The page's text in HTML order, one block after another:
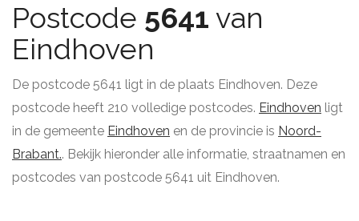
Postcode 5641 van
Eindhoven
De postcode 5641 ligt in de plaats Eindhoven. Deze
postcode heeft 210 volledige postcodes. Eindhoven ligt
in de gemeente Eindhoven en de provincie is Noord-
Brabant.. Bekijk hieronder alle informatie, straatnamen en
postcodes van postcode 5641 uit Eindhoven.